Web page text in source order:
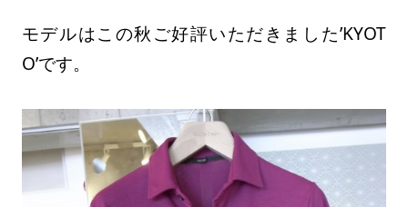
モデルはこの秋ご好評いただきました’KYOT
O’です。